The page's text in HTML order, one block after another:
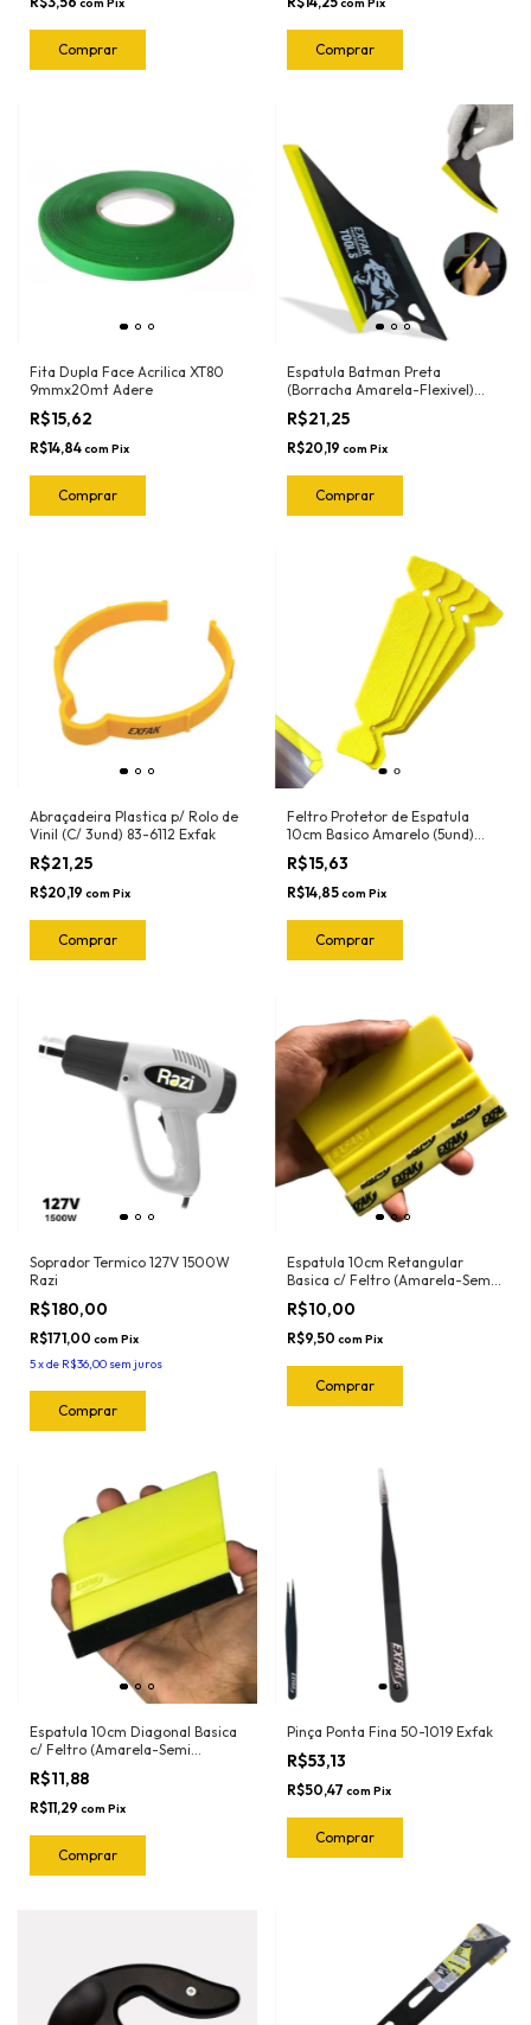
com Pix com Pix
Fita Dupla Face Acrilica XT80
9mmx20mt Adere
R$15,62
R$14,84com Pix
Espatula Batman Preta
(Borracha Amarela-Flexivel)
50-2030 Exfak
R$21,25
R$20,19 com Pix
Abraçadeira Plastica p/ Rolo de
Vinil (C/ 3und) 83-6112 Exfak
R$21,25
R$20,19 com Pix
Feltro Protetor de Espatula
10cm Basico Amarelo (5und)
1090 Ronek
R$15,63
R$14,85com Pix
Soprador Termico 127V 1500W
Razi
R$180,00
R$171,00 com Pix
5xde R$36,00 sem juros
Espatula 10cm Retangular
Basica c/ Feltro (Amarela-Semi
Flexivel) 50-2032 Exfak
R$10,00
R$9,50 com Pix
Espatula 10cm Diagonal Basica
c/ Feltro (Amarela-Semi
Flexivel) 50-2023 Exfak
R$11,88
R$11,29 com Pix
Pinça Ponta Fina 50-1019 Exfak
R$53,13
R$50,47 com Pix